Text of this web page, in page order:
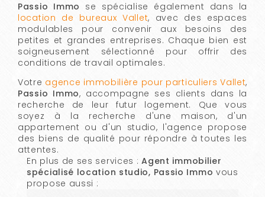
Passio Immo se spécialise également dans la
location de bureaux Vallet, avec des espaces
modulables pour convenir aux besoins des
petites et grandes entreprises. Chaque bien est
soigneusement sélectionné pour offrir des
conditions de travail optimales.
Votre agence immobilière pour particuliers Vallet,
Passio Immo, accompagne ses clients dans la
recherche de leur futur logement. Que vous
soyez à la recherche d'une maison, d'un
appartement ou d'un studio, l'agence propose
des biens de qualité pour répondre à toutes les
attentes.
En plus de ses services :Agent immobilier
spécialisé location studio, Passio Immo vous
propose aussi :